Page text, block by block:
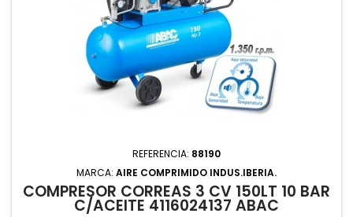
REFERENCIA: 88190
MARCA: AIRE COMPRIMIDO INDUS.IBERIA.
COMPRESOR CORREAS 3 CV 150LT 10 BAR
C/ACEITE 4116024137 ABAC